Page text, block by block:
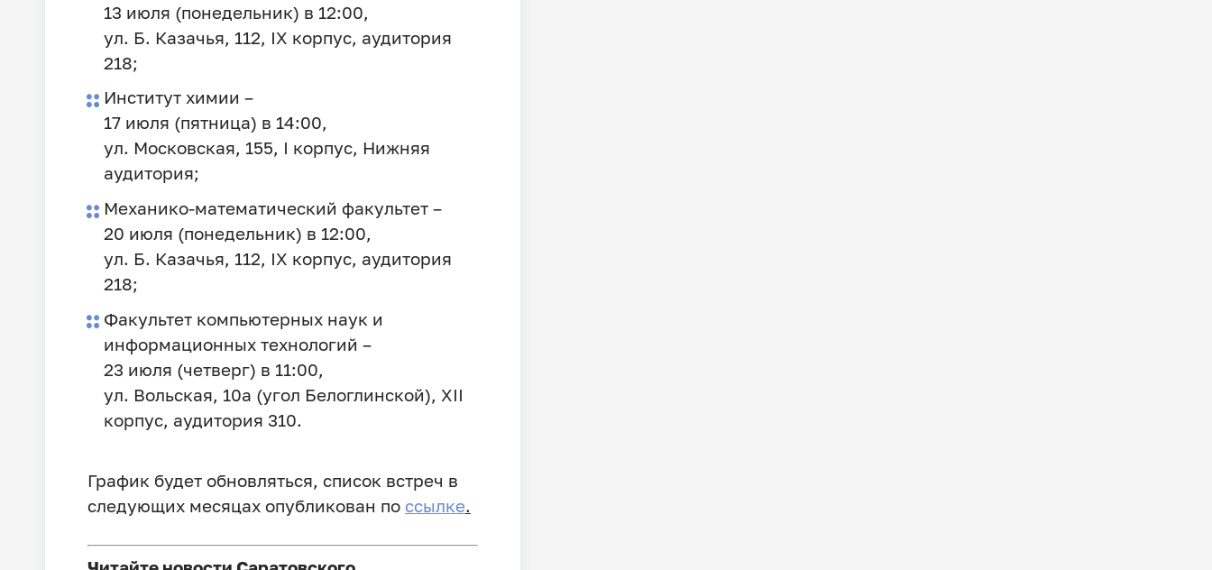
13 июля (понедельник) в 12:00,
ул. Б. Казачья, 112, IX корпус, аудитория
218;
Институт химии –
17 июля (пятница) в 14:00,
ул. Московская, 155, I корпус, Нижняя
аудитория;
Механико-математический факультет –
20 июля (понедельник) в 12:00,
ул. Б. Казачья, 112, IX корпус, аудитория
218;
Факультет компьютерных наук и
информационных технологий –
23 июля (четверг) в 11:00,
ул. Вольская, 10а (угол Белоглинской), XII
корпус, аудитория 310.
График будет обновляться, список встреч в
следующих месяцах опубликован по ссылке.